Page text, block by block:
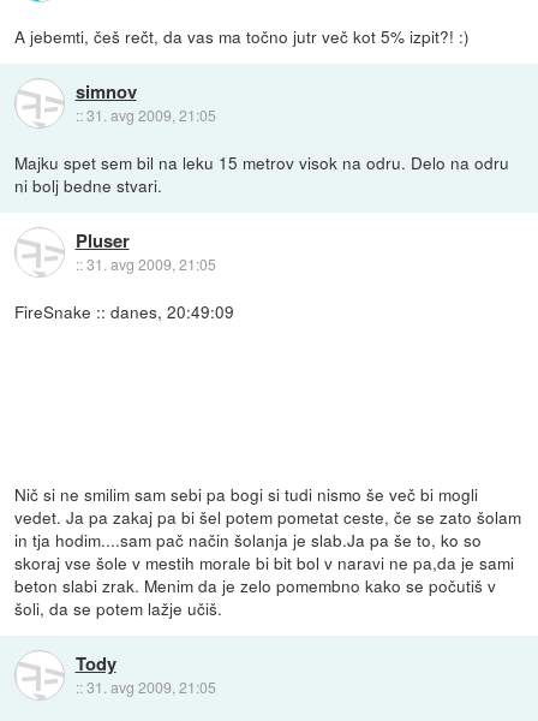
A jebemti, češ rečt, da vas ma točno jutr več kot 5% izpit?! :)
simnov
::31. avg 2009, 21:05
Majku spet sem bil na leku 15 metrov visok na odru. Delo na odru
ni bolj bedne stvari.
Pluser
::31. avg 2009, 21:05
FireSnake :: danes, 20:49:09
Nič si ne smilim sam sebi pa bogi si tudi nismo še več bi mogli
vedet. Ja pa zakaj pa bi šel potem pometat ceste, če se zato šolam
in tja hodim....sam pač način šolanja je slab.Ja pa še to, ko so
skoraj vse šole v mestih morale bi bit bol v naravi ne pa,da je sami
beton slabi zrak. Menim da je zelo pomembno kako se počutiš v
šoli, da se potem lažje učiš.
Tody
::31. avg 2009, 21:05